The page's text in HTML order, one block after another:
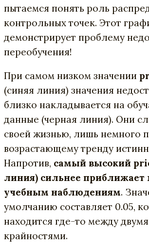
пытаемся понять роль
контрольных точек. Этот
демонстрирует проблему
переобучения!
При самом низком значении
(синяя линия) значения
близко накладывается на
данные (черная линия). Они
своей жизнью, лишь немного
возрастающему тренду
Напротив, самый высокий
линия) сильнее приближает
учебным наблюдениям.
умолчанию составляет 0.05,
находится где-то между двумя
крайностями.